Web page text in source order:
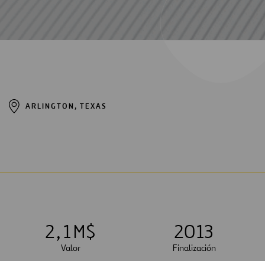
ARLINGTON, TEXAS
2,1M$
Valor
2013
Finalización